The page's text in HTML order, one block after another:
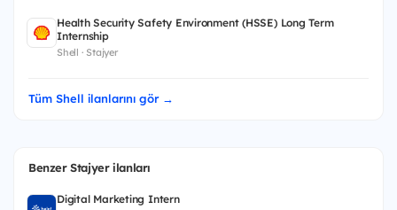
Health Security Safety Environment (HSSE) Long Term
Internship
Shell · Stajyer
Tüm Shell ilanlarını gör →
Benzer Stajyer ilanları
Digital Marketing Intern